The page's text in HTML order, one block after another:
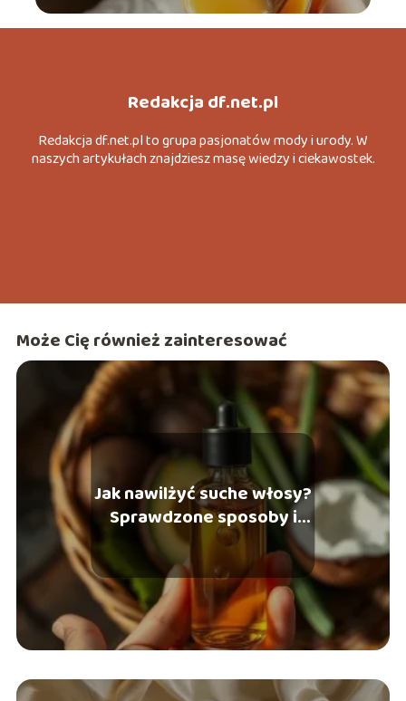
Redakcja df.net.pl
Redakcja df.net.pl to grupa pasjonatów mody i urody. W
naszych artykułach znajdziesz masę wiedzy i ciekawostek.
Może Cię również zainteresować
Jak nawilżyć suche włosy?
Sprawdzone sposoby i
porady